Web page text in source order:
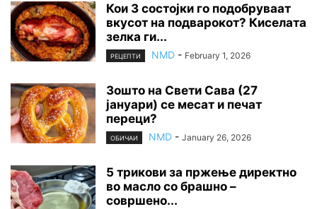
Кои 3 состојки го подобруваат
вкусот на подварокот? Киселата
зелка ги...
РЕЦЕПТИ NMD - February 1, 2026
Зошто на Свети Сава (27
јануари) се месат и печат
переци?
ОБИЧАИ NMD - January 26, 2026
5 трикови за пржење директно
во масло со брашно –
совршено...